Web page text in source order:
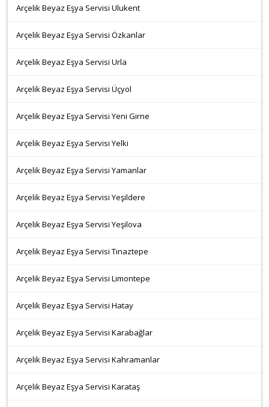
Arçelik Beyaz Eşya Servisi Ulukent
Arçelik Beyaz Eşya Servisi Özkanlar
Arçelik Beyaz Eşya Servisi Urla
Arçelik Beyaz Eşya Servisi Üçyol
Arçelik Beyaz Eşya Servisi Yeni Girne
Arçelik Beyaz Eşya Servisi Yelki
Arçelik Beyaz Eşya Servisi Yamanlar
Arçelik Beyaz Eşya Servisi Yeşildere
Arçelik Beyaz Eşya Servisi Yeşilova
Arçelik Beyaz Eşya Servisi Tınaztepe
Arçelik Beyaz Eşya Servisi Limontepe
Arçelik Beyaz Eşya Servisi Hatay
Arçelik Beyaz Eşya Servisi Karabağlar
Arçelik Beyaz Eşya Servisi Kahramanlar
Arçelik Beyaz Eşya Servisi Karataş